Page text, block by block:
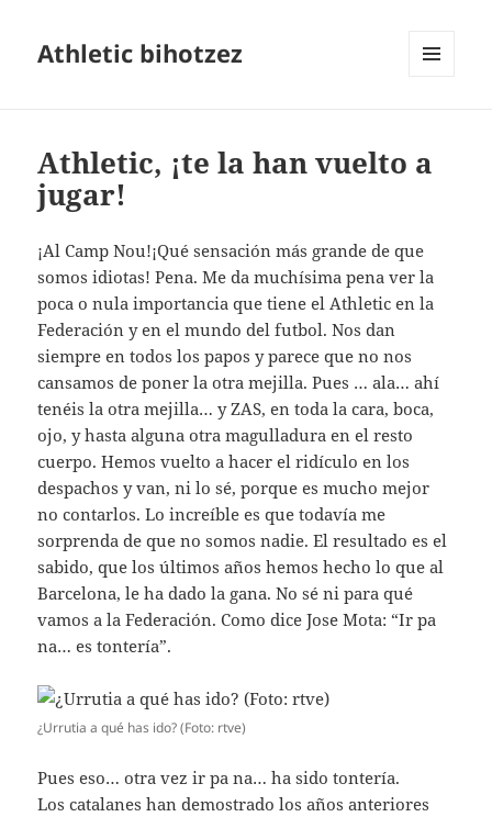
Athletic bihotzez
Athletic, ¡te la han vuelto a
jugar!
¡Al Camp Nou!¡Qué sensación más grande de que
somos idiotas! Pena. Me da muchísima pena ver la
poca o nula importancia que tiene el Athletic en la
Federación y en el mundo del futbol. Nos dan
siempre en todos los papos y parece que no nos
cansamos de poner la otra mejilla. Pues … ala… ahí
tenéis la otra mejilla… y ZAS, en toda la cara, boca,
ojo, y hasta alguna otra magulladura en el resto
cuerpo. Hemos vuelto a hacer el ridículo en los
despachos y van, ni lo sé, porque es mucho mejor
no contarlos. Lo increíble es que todavía me
sorprenda de que no somos nadie. El resultado es el
sabido, que los últimos años hemos hecho lo que al
Barcelona, le ha dado la gana. No sé ni para qué
vamos a la Federación. Como dice Jose Mota: “Ir pa
na… es tontería”.
¿Urrutia a qué has ido? (Foto: rtve)
Pues eso… otra vez ir pa na… ha sido tontería.
Los catalanes han demostrado los años anteriores